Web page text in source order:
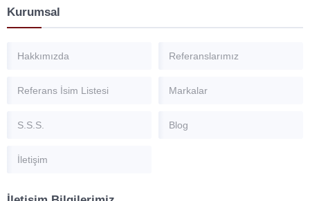
Kurumsal
Hakkımızda Referanslarımız
Referans İsim Listesi Markalar
S.S.S. Blog
İletişim